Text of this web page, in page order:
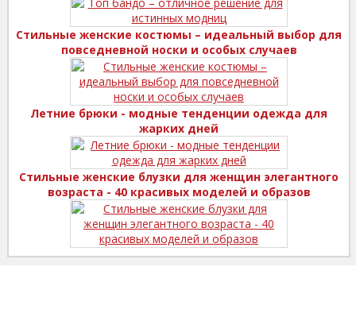
Стильные женские костюмы – идеальный выбор для
повседневной носки и особых случаев
Летние брюки - модные тенденции одежда для
жарких дней
Стильные женские блузки для женщин элегантного
возраста - 40 красивых моделей и образов